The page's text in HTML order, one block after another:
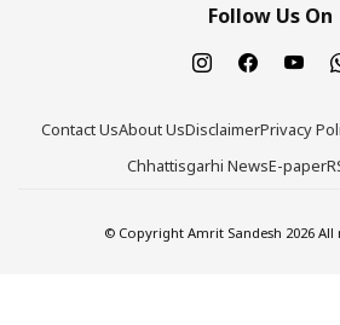
Follow Us On
Contact UsAbout UsDisclaimerPrivacy
Chhattisgarhi NewsE-paper
© Copyright Amrit Sandesh 2026 All